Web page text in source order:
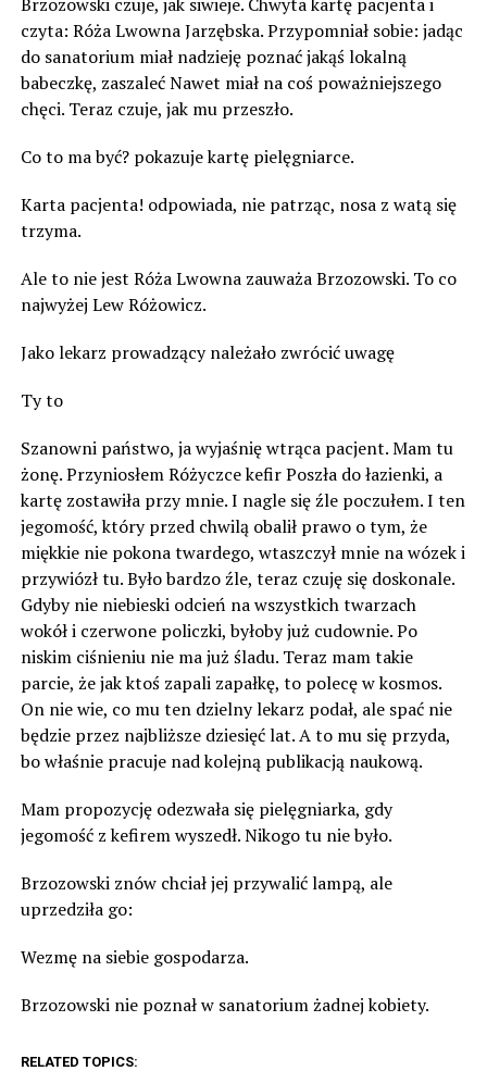
czyta: Róża Lwowna Jarzębska. Przypomniał sobie: jadąc
do sanatorium miał nadzieję poznać jakąś lokalną
babeczkę, zaszaleć Nawet miał na coś poważniejszego
chęci. Teraz czuje, jak mu przeszło.
Co to ma być? pokazuje kartę pielęgniarce.
Karta pacjenta! odpowiada, nie patrząc, nosa z watą się
trzyma.
Ale to nie jest Róża Lwowna zauważa Brzozowski. To co
najwyżej Lew Różowicz.
Jako lekarz prowadzący należało zwrócić uwagę
Ty to
Szanowni państwo, ja wyjaśnię wtrąca pacjent. Mam tu
żonę. Przyniosłem Różyczce kefir Poszła do łazienki, a
kartę zostawiła przy mnie. I nagle się źle poczułem. I ten
jegomość, który przed chwilą obalił prawo o tym, że
miękkie nie pokona twardego, wtaszczył mnie na wózek i
przywiózł tu. Było bardzo źle, teraz czuję się doskonale.
Gdyby nie niebieski odcień na wszystkich twarzach
wokół i czerwone policzki, byłoby już cudownie. Po
niskim ciśnieniu nie ma już śladu. Teraz mam takie
parcie, że jak ktoś zapali zapałkę, to polecę w kosmos.
On nie wie, co mu ten dzielny lekarz podał, ale spać nie
będzie przez najbliższe dziesięć lat. A to mu się przyda,
bo właśnie pracuje nad kolejną publikacją naukową.
Mam propozycję odezwała się pielęgniarka, gdy
jegomość z kefirem wyszedł. Nikogo tu nie było.
Brzozowski znów chciał jej przywalić lampą, ale
uprzedziła go:
Wezmę na siebie gospodarza.
Brzozowski nie poznał w sanatorium żadnej kobiety.
RELATED TOPICS: